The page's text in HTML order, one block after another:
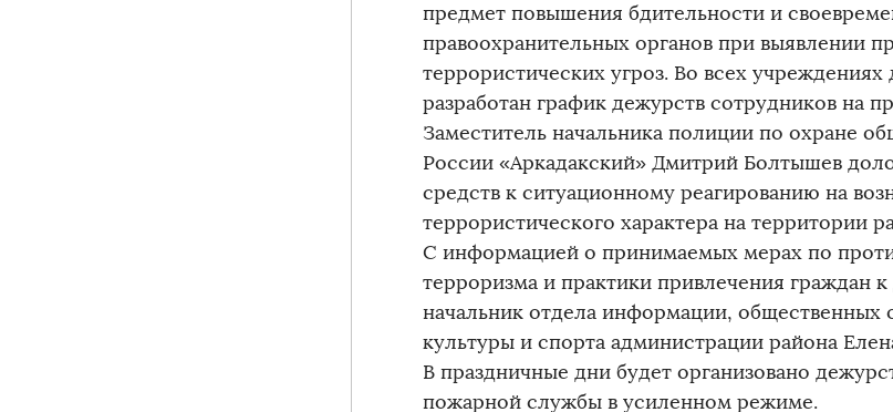
предмет повышения бдительности и
правоохранительных органов при выявлении
террористических угроз. Во всех
разработан график дежурств сотрудников на
Заместитель начальника полиции по охране
России «Аркадакский» Дмитрий Болтышев
средств к ситуационному реагированию на
террористического характера на территории
С информацией о принимаемых мерах по
терроризма и практики привлечения граждан
начальник отдела информации,
культуры и спорта администрации района
В праздничные дни будет организовано
пожарной службы в усиленном режиме.